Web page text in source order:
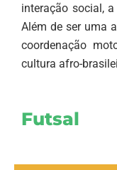
interação social,
Além de ser uma
coordenação
cultura afro-
Futsal